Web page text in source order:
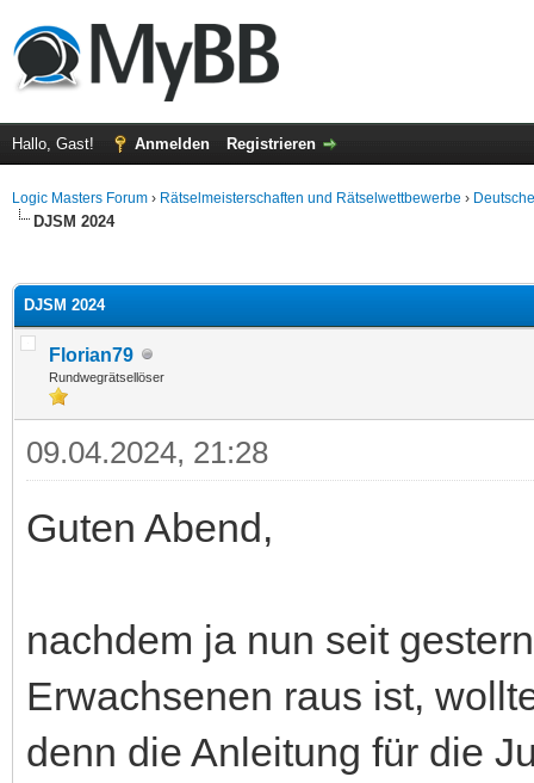
Hallo, Gast! Anmelden Registrieren
Logic Masters Forum › Rätselmeisterschaften und Rätselwettbewerbe ›
DJSM 2024
DJSM 2024
Florian79
Rundwegrätsellöser
09.04.2024, 21:28
Guten Abend,
nachdem ja nun seit
Erwachsenen raus ist,
denn die Anleitung für die